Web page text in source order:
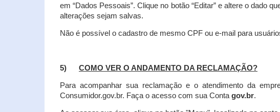
em “Dados Pessoais”.Clique no botão “Editar” e altere o dado
alterações sejam salvas.
Não é possível o cadastro de mesmo CPF ou e-mail para
5) COMO VER O ANDAMENTO DA RECLAMAÇÃO?
Para acompanhar sua reclamação e o atendimento da
Consumidor.gov.br. Faça o acesso com sua Conta gov.br.